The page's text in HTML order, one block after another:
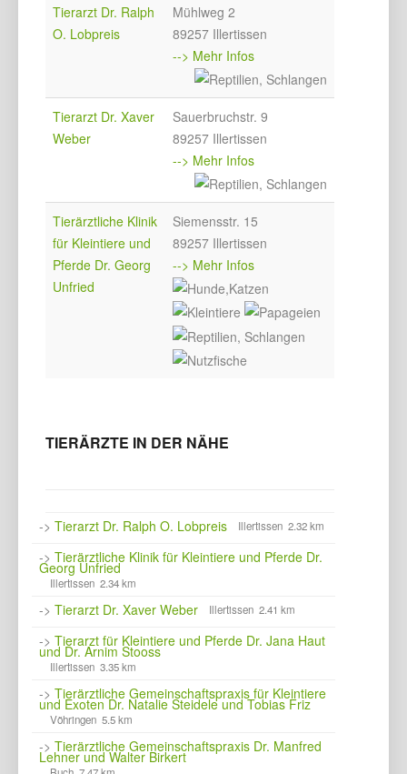
Tierarzt Dr. Ralph
O. Lobpreis
Mühlweg 2
89257 Illertissen
--> Mehr Infos
Tierarzt Dr. Xaver
Weber
Sauerbruchstr. 9
89257 Illertissen
--> Mehr Infos
Tierärztliche Klinik
für Kleintiere und
Pferde Dr. Georg
Unfried
Siemensstr. 15
89257 Illertissen
--> Mehr Infos
TIERÄRZTE IN DER NÄHE
-> Tierarzt Dr. Ralph O. Lobpreis Illertissen 2.32 km
-> Tierärztliche Klinik für Kleintiere und Pferde Dr.
Georg Unfried
Illertissen 2.34 km
-> Tierarzt Dr. Xaver Weber Illertissen 2.41 km
-> Tierarzt für Kleintiere und Pferde Dr. Jana Haut
und Dr. Arnim Stooss
Illertissen 3.35 km
-> Tierärztliche Gemeinschaftspraxis für Kleintiere
und Exoten Dr. Natalie Steidele und Tobias Friz
Vöhringen 5.5 km
-> Tierärztliche Gemeinschaftspraxis Dr. Manfred
Lehner und Walter Birkert